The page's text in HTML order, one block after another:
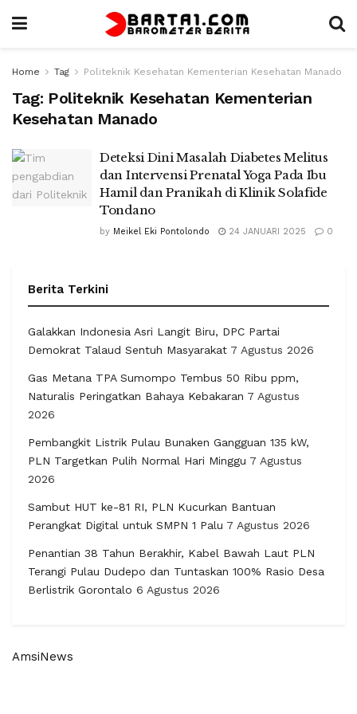
Home Tag Politeknik Kesehatan Kementerian Kesehatan Manado
Tag: Politeknik Kesehatan Kementerian
Kesehatan Manado
Deteksi Dini Masalah Diabetes Melitus
dan Intervensi Prenatal Yoga Pada Ibu
Hamil dan Pranikah di Klinik Solafide
Tondano
by Meikel Eki Pontolondo 24 JANUARI 2025 0
Berita Terkini
Galakkan Indonesia Asri Langit Biru, DPC Partai
Demokrat Talaud Sentuh Masyarakat 7 Agustus 2026
Gas Metana TPA Sumompo Tembus 50 Ribu ppm,
Naturalis Peringatkan Bahaya Kebakaran 7 Agustus
2026
Pembangkit Listrik Pulau Bunaken Gangguan 135 kW,
PLN Targetkan Pulih Normal Hari Minggu 7 Agustus
2026
Sambut HUT ke-81 RI, PLN Kucurkan Bantuan
Perangkat Digital untuk SMPN 1 Palu 7 Agustus 2026
Penantian 38 Tahun Berakhir, Kabel Bawah Laut PLN
Terangi Pulau Dudepo dan Tuntaskan 100% Rasio Desa
Berlistrik Gorontalo 6 Agustus 2026
AmsiNews